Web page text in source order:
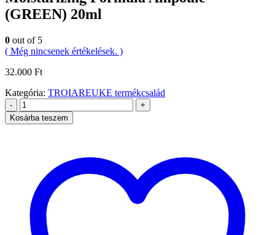
(GREEN) 20ml
0 out of 5
( Még nincsenek értékelések. )
32.000 Ft
Kategória: TROIAREUKE termékcsalád
-
+
Kosárba teszem